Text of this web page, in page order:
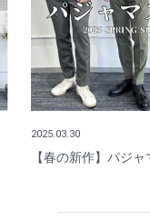
2025.03.30
【春の新作】パジ